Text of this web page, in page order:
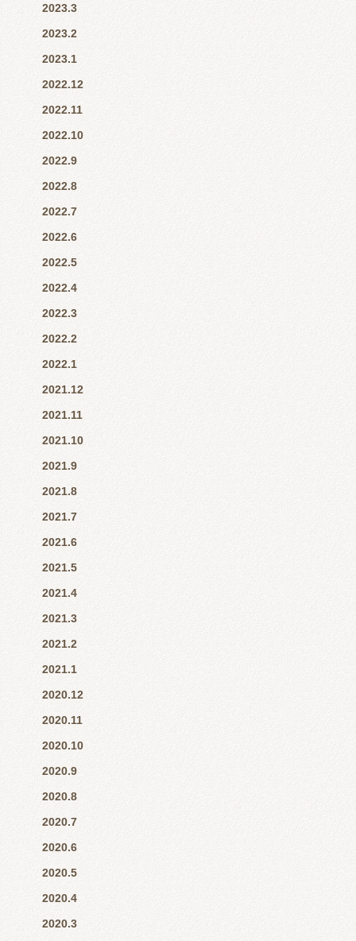
2023.3
2023.2
2023.1
2022.12
2022.11
2022.10
2022.9
2022.8
2022.7
2022.6
2022.5
2022.4
2022.3
2022.2
2022.1
2021.12
2021.11
2021.10
2021.9
2021.8
2021.7
2021.6
2021.5
2021.4
2021.3
2021.2
2021.1
2020.12
2020.11
2020.10
2020.9
2020.8
2020.7
2020.6
2020.5
2020.4
2020.3